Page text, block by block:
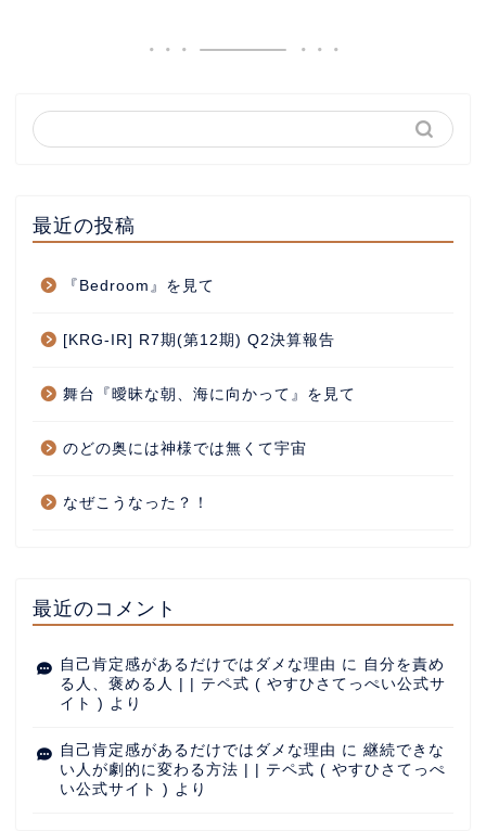
最近の投稿
『Bedroom』を見て
[KRG-IR] R7期(第12期) Q2決算報告
舞台『曖昧な朝、海に向かって』を見て
のどの奥には神様では無くて宇宙
なぜこうなった？！
最近のコメント
自己肯定感があるだけではダメな理由 に 自分を責め
る人、褒める人 | | テペ式 ( やすひさてっぺい公式サ
イト ) より
自己肯定感があるだけではダメな理由 に 継続できな
い人が劇的に変わる方法 | | テペ式 ( やすひさてっぺ
い公式サイト ) より